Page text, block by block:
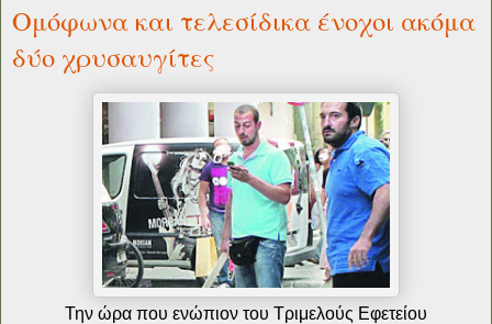
Ομόφωνα και τελεσίδικα ένοχοι ακόμα
δύο χρυσαυγίτες
Την ώρα που ενώπιον του Τριμελούς Εφετείου